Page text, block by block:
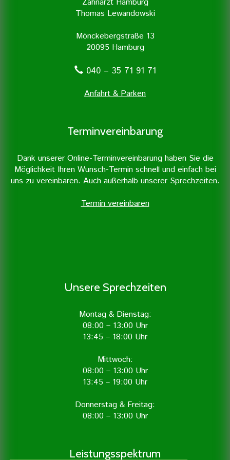
Zahnarzt Hamburg
Thomas Lewandowski
Mönckebergstraße 13
20095 Hamburg
040 – 35 71 91 71
Anfahrt & Parken
Terminvereinbarung
Dank unserer Online-Terminvereinbarung haben Sie die
Möglichkeit Ihren Wunsch-Termin schnell und einfach bei
uns zu vereinbaren. Auch außerhalb unserer Sprechzeiten.
Termin vereinbaren
Unsere Sprechzeiten
Montag & Dienstag:
08:00 – 13:00 Uhr
13:45 – 18:00 Uhr
Mittwoch:
08:00 – 13:00 Uhr
13:45 – 19:00 Uhr
Donnerstag & Freitag:
08:00 – 13:00 Uhr
Leistungsspektrum